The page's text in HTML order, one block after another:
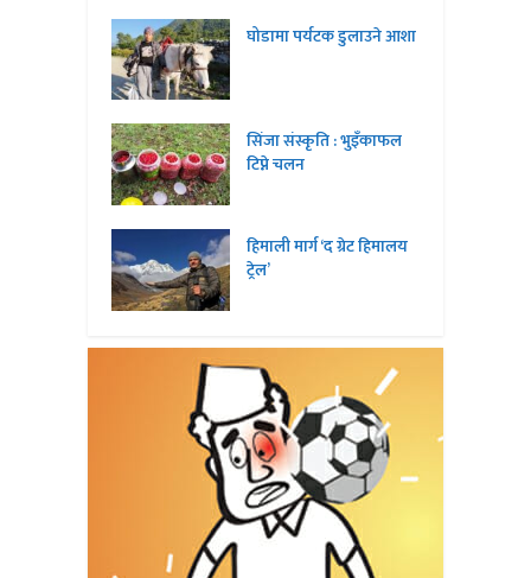
घोडामा पर्यटक डुलाउने आशा
सिंजा संस्कृति : भुइँकाफल
टिप्ने चलन
हिमाली मार्ग ‘द ग्रेट हिमालय
ट्रेल’